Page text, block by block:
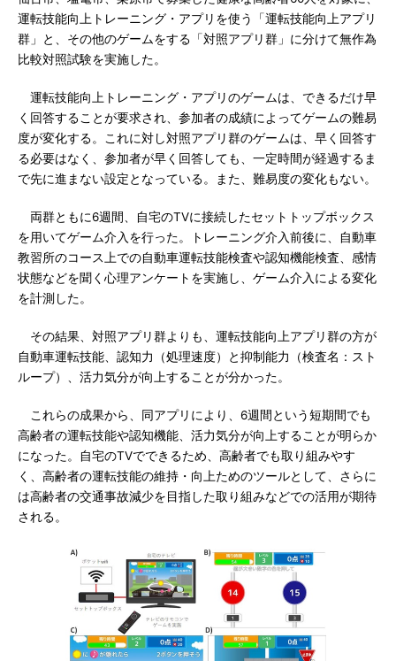
運転技能向上トレーニング・アプリを使う「運転技能向上アプリ
群」と、その他のゲームをする「対照アプリ群」に分けて無作為
比較対照試験を実施した。
運転技能向上トレーニング・アプリのゲームは、できるだけ早
く回答することが要求され、参加者の成績によってゲームの難易
度が変化する。これに対し対照アプリ群のゲームは、早く回答す
る必要はなく、参加者が早く回答しても、一定時間が経過するま
で先に進まない設定となっている。また、難易度の変化もない。
両群ともに6週間、自宅のTVに接続したセットトップボックス
を用いてゲーム介入を行った。トレーニング介入前後に、自動車
教習所のコース上での自動車運転技能検査や認知機能検査、感情
状態などを聞く心理アンケートを実施し、ゲーム介入による変化
を計測した。
その結果、対照アプリ群よりも、運転技能向上アプリ群の方が
自動車運転技能、認知力（処理速度）と抑制能力（検査名：スト
ループ）、活力気分が向上することが分かった。
これらの成果から、同アプリにより、6週間という短期間でも
高齢者の運転技能や認知機能、活力気分が向上することが明らか
になった。自宅のTVでできるため、高齢者でも取り組みやす
く、高齢者の運転技能の維持・向上ためのツールとして、さらに
は高齢者の交通事故減少を目指した取り組みなどでの活用が期待
される。